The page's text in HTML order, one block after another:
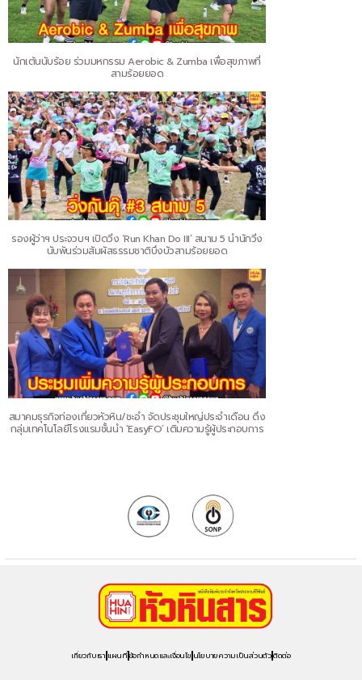
นักเต้นนับร้อย ร่วมมหกรรม Aerobic & Zumba เพื่อสุขภาพที่
สามร้อยยอด
รองผู้ว่าฯ ประจวบฯ เปิดวิ่ง ‘Run Khan Do III’ สนาม 5 นำนักวิ่ง
นับพันร่วมสัมผัสธรรมชาติบึงบัวสามร้อยยอด
สมาคมธุรกิจท่องเที่ยวหัวหิน/ชะอำ จัดประชุมใหญ่ประจำเดือน ดึง
กลุ่มเทคโนโลยีโรงแรมชั้นนำ ‘EasyFO’ เติมความรู้ผู้ประกอบการ
เกี่ยวกับเรา แผนที่ ข้อกำหนดและเงื่อนไข นโยบายความเป็นส่วนตัวติดต่อ